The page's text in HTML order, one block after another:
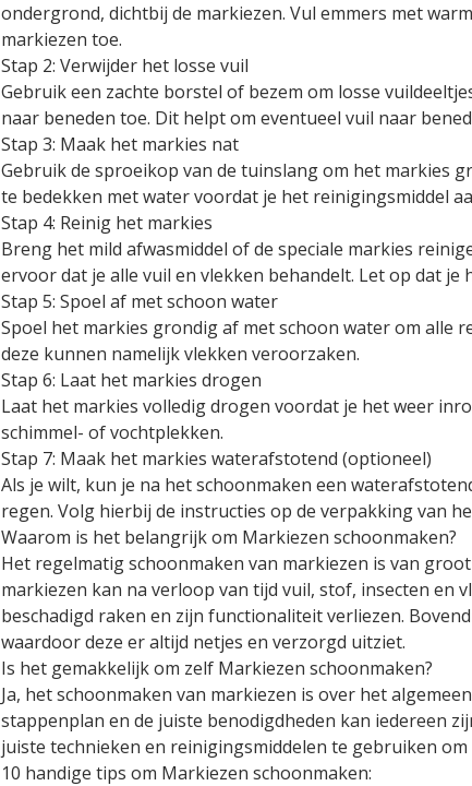
ondergrond, dichtbij de markiezen. Vul emmers met
markiezen toe.
Stap 2: Verwijder het losse vuil
Gebruik een zachte borstel of bezem om losse
naar beneden toe. Dit helpt om eventueel vuil naar
Stap 3: Maak het markies nat
Gebruik de sproeikop van de tuinslang om het markies
te bedekken met water voordat je het reinigingsmiddel
Stap 4: Reinig het markies
Breng het mild afwasmiddel of de speciale markies
ervoor dat je alle vuil en vlekken behandelt. Let op dat
Stap 5: Spoel af met schoon water
Spoel het markies grondig af met schoon water om alle
deze kunnen namelijk vlekken veroorzaken.
Stap 6: Laat het markies drogen
Laat het markies volledig drogen voordat je het weer
schimmel- of vochtplekken.
Stap 7: Maak het markies waterafstotend (optioneel)
Als je wilt, kun je na het schoonmaken een
regen. Volg hierbij de instructies op de verpakking van
Waarom is het belangrijk om Markiezen schoonmaken?
Het regelmatig schoonmaken van markiezen is van
markiezen kan na verloop van tijd vuil, stof, insecten en
beschadigd raken en zijn functionaliteit verliezen.
waardoor deze er altijd netjes en verzorgd uitziet.
Is het gemakkelijk om zelf Markiezen schoonmaken?
Ja, het schoonmaken van markiezen is over het
stappenplan en de juiste benodigdheden kan iedereen
juiste technieken en reinigingsmiddelen te gebruiken
10 handige tips om Markiezen schoonmaken: